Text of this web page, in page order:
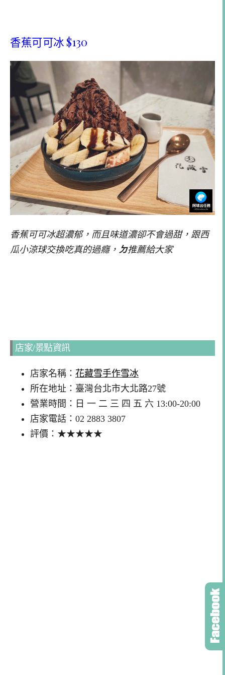
香蕉可可冰 $130
香蕉可可冰超濃郁，而且味道濃卻不會過甜，跟西
瓜小涼球交換吃真的過癮， ㄉ推薦給大家
店家/景點資訊
店家名稱： 花藏雪手作雪冰
所在地址：臺灣台北市大北路27號
營業時間：日 一 二 三 四 五 六 13:00-20:00
店家電話：02 2883 3807
評價：★★★★★